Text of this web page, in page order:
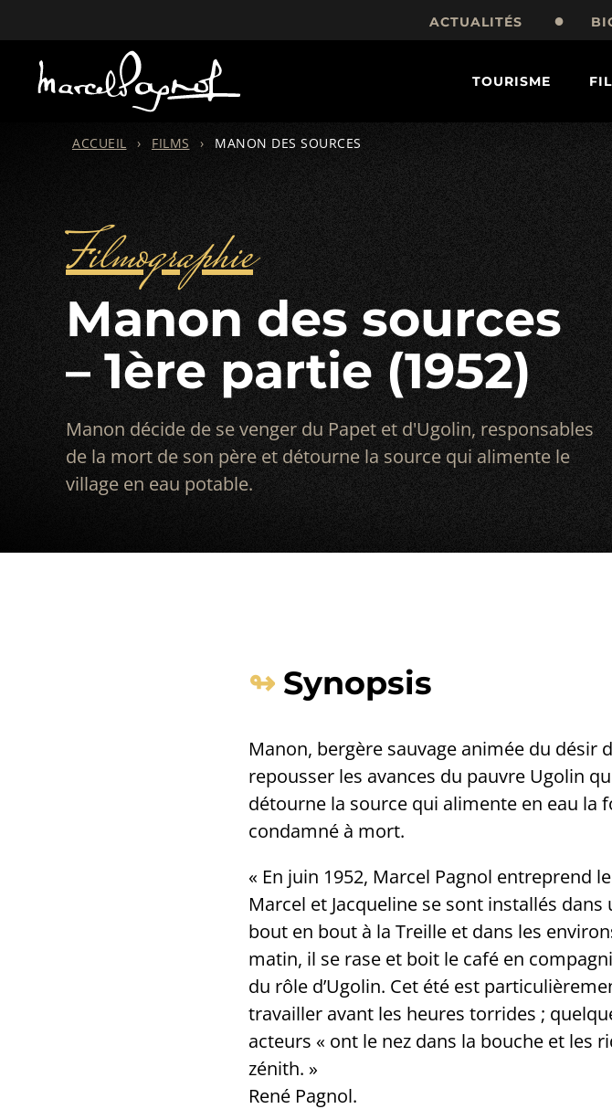
ACTUALITÉS
TOURISME
ACCUEIL › FILMS › MANON DES SOURCES
Filmographie
Manon des sources
– 1ère partie (1952)
Manon décide de se venger du Papet et d'Ugolin, responsables
de la mort de son père et détourne la source qui alimente le
village en eau potable.
Synopsis
Manon, bergère sauvage animée du désir
repousser les avances du pauvre Ugolin
détourne la source qui alimente en eau la
condamné à mort.
« En juin 1952, Marcel Pagnol entreprend
Marcel et Jacqueline se sont installés
bout en bout à la Treille et dans les
matin, il se rase et boit le café en
du rôle d’Ugolin. Cet été est
travailler avant les heures torrides ;
acteurs « ont le nez dans la bouche et les
zénith. »
René Pagnol.